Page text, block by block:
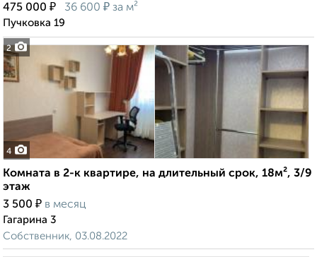
2
475 000 ₽ 36 600 ₽ за м²
Пучковка 19
4
Комната в 2-к квартире, на длительный срок, 18м², 3/9
этаж
3 500 ₽ в месяц
Гагарина 3
Собственник, 03.08.2022